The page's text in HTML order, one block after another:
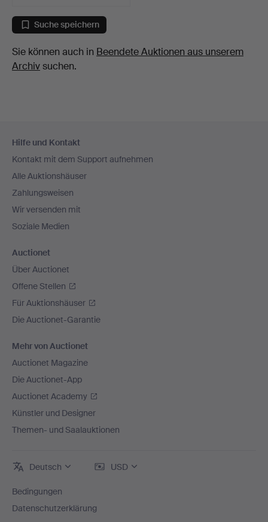
Suche speichern
Sie können auch in Beendete Auktionen aus unserem
Archivsuchen.
Navigation
Hilfe und Kontakt
Kontakt mit dem Support aufnehmen
Alle Auktionshäuser
Zahlungsweisen
Wir versenden mit
Soziale Medien
Auctionet
Über Auctionet
Offene Stellen
Für Auktionshäuser
Die Auctionet-Garantie
Mehr von Auctionet
Auctionet Magazine
Die Auctionet-App
Auctionet Academy
Künstler und Designer
Themen- und Saalauktionen
Deutsch USD
Bedingungen
Datenschutzerklärung